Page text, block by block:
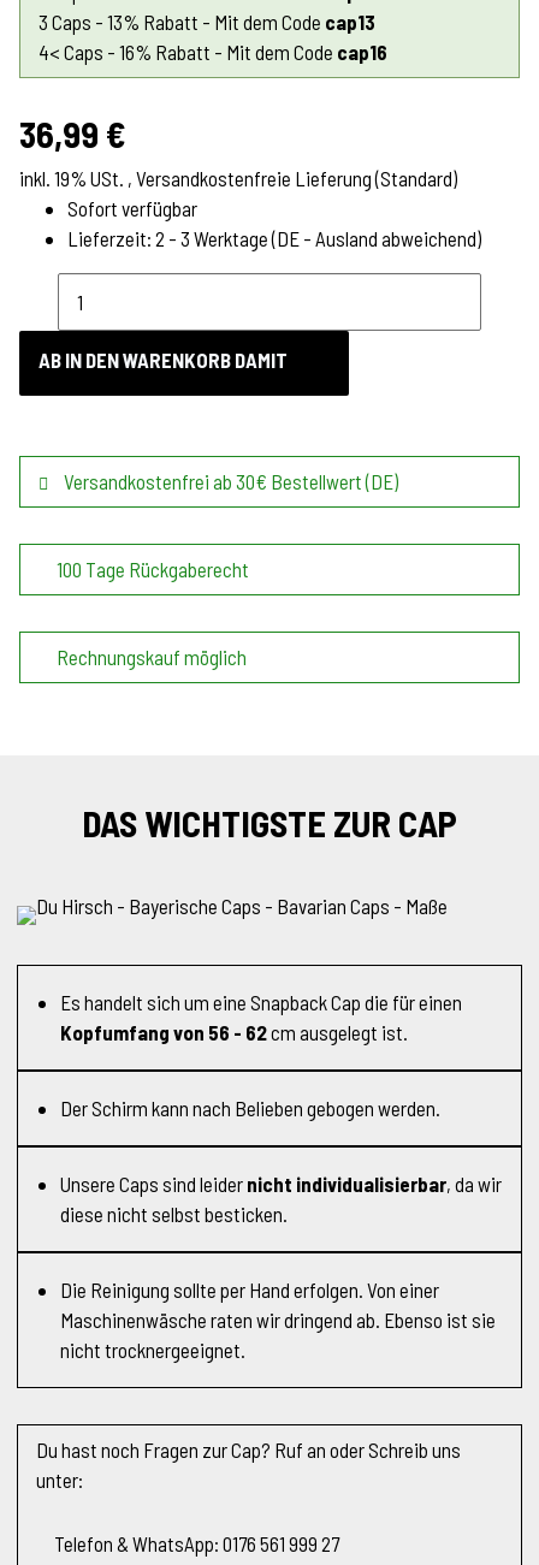
3 Caps - 13% Rabatt - Mit dem Code cap13
4< Caps - 16% Rabatt - Mit dem Code cap16
36,99 €
inkl. 19% USt. , Versandkostenfreie Lieferung(Standard)
Sofort verfügbar
Lieferzeit: 2 - 3 Werktage(DE - Ausland abweichend)
AB IN DEN WARENKORB DAMIT
100 Tage Rückgaberecht
Rechnungskauf möglich
DAS WICHTIGSTE ZUR CAP
Es handelt sich um eine Snapback Cap die für einen
Kopfumfang von 56 - 62cm ausgelegt ist.
Der Schirm kann nach Belieben gebogen werden.
Unsere Caps sind leider nicht individualisierbar, da wir
diese nicht selbst besticken.
Die Reinigung sollte per Hand erfolgen. Von einer
Maschinenwäsche raten wir dringend ab. Ebenso ist sie
nicht trocknergeeignet.
Du hast noch Fragen zur Cap? Ruf an oder Schreib uns
unter:
Telefon & WhatsApp: 0176 561 999 27